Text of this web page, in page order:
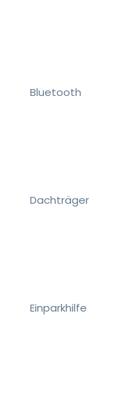
Bluetooth
Dachträger
Einparkhilfe